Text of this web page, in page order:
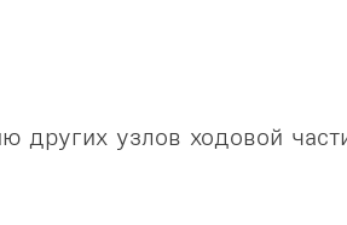
узлов ходовой